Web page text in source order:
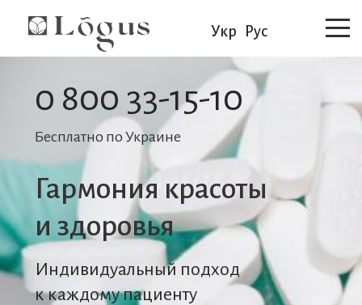
Укр Рус
0 800 33-15-10
Бесплатно по Украине
Гармония красоты
и здоровья
Индивидуальный подход
к каждому пациенту